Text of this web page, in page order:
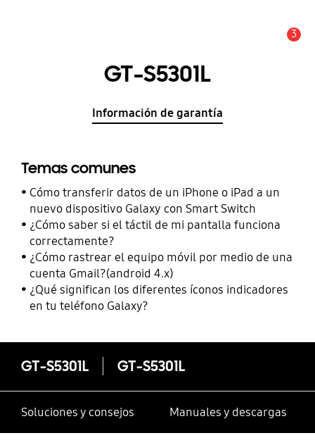
3
GT-S5301L
Información de garantía
Temas comunes
Cómo transferir datos de un iPhone o iPad a un
nuevo dispositivo Galaxy con Smart Switch
¿Cómo saber si el táctil de mi pantalla funciona
correctamente?
¿Cómo rastrear el equipo móvil por medio de una
cuenta Gmail?(android 4.x)
¿Qué significan los diferentes íconos indicadores
en tu teléfono Galaxy?
GT-S5301L GT-S5301L
Soluciones y consejos Manuales y descargas